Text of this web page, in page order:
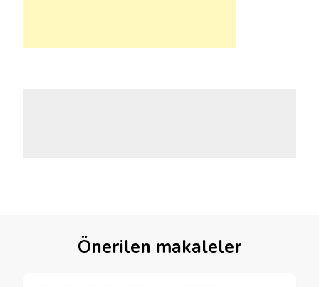
Önerilen makaleler